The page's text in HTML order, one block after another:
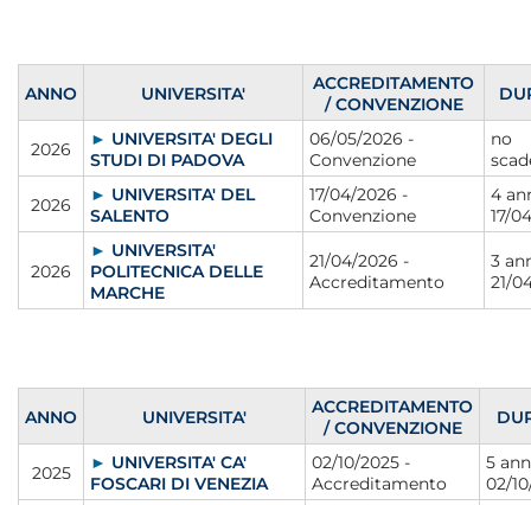
ANNO UNIVERSITA'
ACCREDITAMENTO
/ CONVENZIONE
2026 ► UNIVERSITA' DEGLI
STUDI DI PADOVA
06/05/2026 -
Convenzione
no
2026 ► UNIVERSITA' DEL
SALENTO
17/04/2026 -
Convenzione
4
17/
2026
► UNIVERSITA'
POLITECNICA DELLE
MARCHE
21/04/2026 -
Accreditamento
3
21/
ANNO UNIVERSITA'
ACCREDITAMENTO
/ CONVENZIONE
2025 ► UNIVERSITA' CA'
FOSCARI DI VENEZIA
02/10/2025 -
Accreditamento
5
02/